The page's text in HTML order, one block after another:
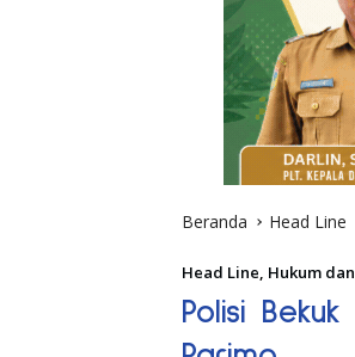
Beranda Head Line
Head Line, Hukum
Polisi